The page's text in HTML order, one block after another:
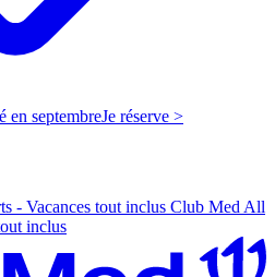
en septembreJe réserve >
- Vacances tout inclus Club Med All
inclus